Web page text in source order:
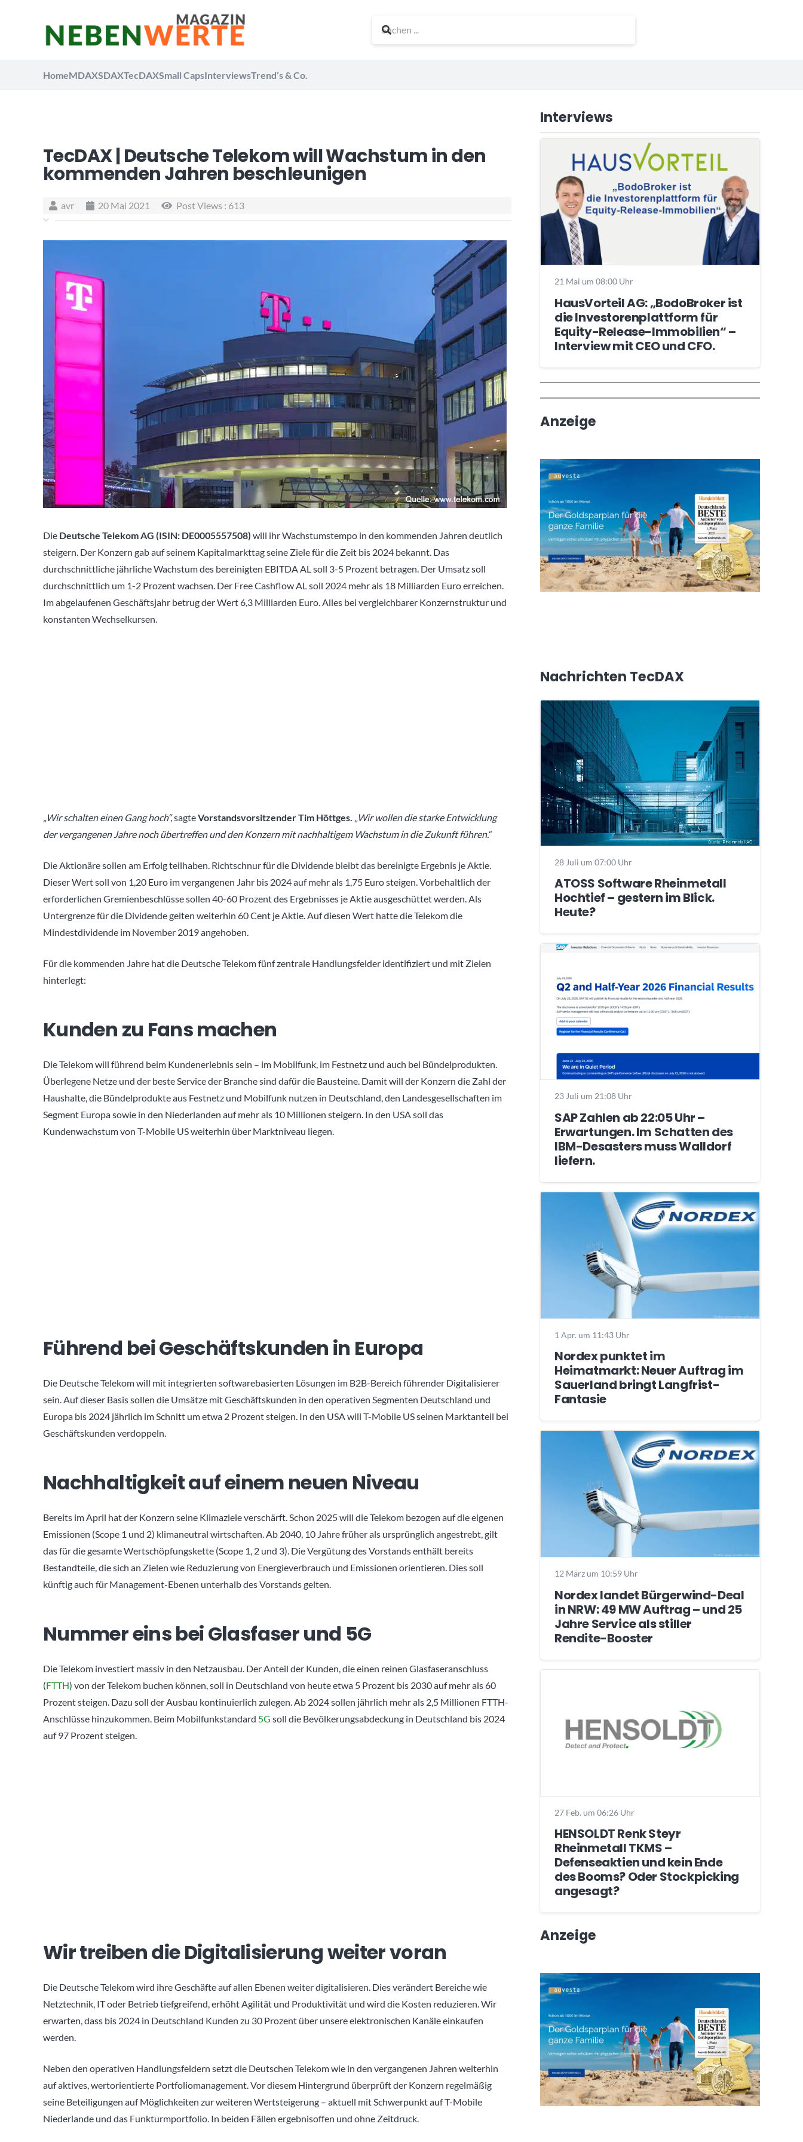
HomeMDAXSDAXTecDAXSmall CapsInterviewsTrend’s & Co.
TecDAX | Deutsche Telekom will Wachstum in den
kommenden Jahren beschleunigen
avr 20 Mai 2021 Post Views : 613
Die Deutsche Telekom AG (ISIN: DE0005557508) will ihr Wachstumstempo in den kommenden Jahren deutlich
steigern. Der Konzern gab auf seinem Kapitalmarkttag seine Ziele für die Zeit bis 2024 bekannt. Das
durchschnittliche jährliche Wachstum des bereinigten EBITDA AL soll 3-5 Prozent betragen. Der Umsatz soll
durchschnittlich um 1-2 Prozent wachsen. Der Free Cashflow AL soll 2024 mehr als 18 Milliarden Euro erreichen.
Im abgelaufenen Geschäftsjahr betrug der Wert 6,3 Milliarden Euro. Alles bei vergleichbarer Konzernstruktur und
konstanten Wechselkursen.
„Wir schalten einen Gang hoch“,sagteVorstandsvorsitzender Tim Höttges. „Wir wollen die starke Entwicklung
der vergangenen Jahre noch übertreffen und den Konzern mit nachhaltigem Wachstum in die Zukunft führen.“
Die Aktionäre sollen am Erfolg teilhaben. Richtschnur für die Dividende bleibt das bereinigte Ergebnis je Aktie.
Dieser Wert soll von 1,20 Euro im vergangenen Jahr bis 2024 auf mehr als 1,75 Euro steigen. Vorbehaltlich der
erforderlichen Gremienbeschlüsse sollen 40-60 Prozent des Ergebnisses je Aktie ausgeschüttet werden. Als
Untergrenze für die Dividende gelten weiterhin 60 Cent je Aktie. Auf diesen Wert hatte die Telekom die
Mindestdividende im November 2019 angehoben.
Für die kommenden Jahre hat die Deutsche Telekom fünf zentrale Handlungsfelder identifiziert und mit Zielen
hinterlegt:
Kunden zu Fans machen
Die Telekom will führend beim Kundenerlebnis sein – im Mobilfunk, im Festnetz und auch bei Bündelprodukten.
Überlegene Netze und der beste Service der Branche sind dafür die Bausteine. Damit will der Konzern die Zahl der
Haushalte, die Bündelprodukte aus Festnetz und Mobilfunk nutzen in Deutschland, den Landesgesellschaften im
Segment Europa sowie in den Niederlanden auf mehr als 10 Millionen steigern. In den USA soll das
Kundenwachstum von T-Mobile US weiterhin über Marktniveau liegen.
Führend bei Geschäftskunden in Europa
Die Deutsche Telekom will mit integrierten softwarebasierten Lösungen im B2B-Bereich führender Digitalisierer
sein. Auf dieser Basis sollen die Umsätze mit Geschäftskunden in den operativen Segmenten Deutschland und
Europa bis 2024 jährlich im Schnitt um etwa 2 Prozent steigen. In den USA will T-Mobile US seinen Marktanteil bei
Geschäftskunden verdoppeln.
Nachhaltigkeit auf einem neuen Niveau
Bereits im April hat der Konzern seine Klimaziele verschärft. Schon 2025 will die Telekom bezogen auf die eigenen
Emissionen (Scope 1 und 2) klimaneutral wirtschaften. Ab 2040, 10 Jahre früher als ursprünglich angestrebt, gilt
das für die gesamte Wertschöpfungskette (Scope 1, 2 und 3). Die Vergütung des Vorstands enthält bereits
Bestandteile, die sich an Zielen wie Reduzierung von Energieverbrauch und Emissionen orientieren. Dies soll
künftig auch für Management-Ebenen unterhalb des Vorstands gelten.
Nummer eins bei Glasfaser und 5G
Die Telekom investiert massiv in den Netzausbau. Der Anteil der Kunden, die einen reinen Glasfaseranschluss
(FTTH) von der Telekom buchen können, soll in Deutschland von heute etwa 5 Prozent bis 2030 auf mehr als 60
Prozent steigen. Dazu soll der Ausbau kontinuierlich zulegen. Ab 2024 sollen jährlich mehr als 2,5 Millionen FTTH-
Anschlüsse hinzukommen. Beim Mobilfunkstandard 5G soll die Bevölkerungsabdeckung in Deutschland bis 2024
auf 97 Prozent steigen.
Wir treiben die Digitalisierung weiter voran
Die Deutsche Telekom wird ihre Geschäfte auf allen Ebenen weiter digitalisieren. Dies verändert Bereiche wie
Netztechnik, IT oder Betrieb tiefgreifend, erhöht Agilität und Produktivität und wird die Kosten reduzieren. Wir
erwarten, dass bis 2024 in Deutschland Kunden zu 30 Prozent über unsere elektronischen Kanäle einkaufen
werden.
Neben den operativen Handlungsfeldern setzt die Deutschen Telekom wie in den vergangenen Jahren weiterhin
auf aktives, wertorientierte Portfoliomanagement. Vor diesem Hintergrund überprüft der Konzern regelmäßig
seine Beteiligungen auf Möglichkeiten zur weiteren Wertsteigerung – aktuell mit Schwerpunkt auf T-Mobile
Niederlande und das Funkturmportfolio. In beiden Fällen ergebnisoffen und ohne Zeitdruck.
Interviews
21 Mai um 08:00 Uhr
HausVorteil AG: „BodoBroker ist
die Investorenplattform für
Equity-Release-Immobilien“ –
Interview mit CEO und CFO.
Wochenrückblick
Trendthemen
Anzeige
Nachrichten TecDAX
28 Juli um 07:00 Uhr
ATOSS Software Rheinmetall
Hochtief – gestern im Blick.
Heute?
23 Juli um 21:08 Uhr
SAP Zahlen ab 22:05 Uhr –
Erwartungen. Im Schatten des
IBM-Desasters muss Walldorf
liefern.
1 Apr. um 11:43 Uhr
Nordex punktet im
Heimatmarkt: Neuer Auftrag im
Sauerland bringt Langfrist-
Fantasie
12 März um 10:59 Uhr
Nordex landet Bürgerwind-Deal
in NRW: 49 MW Auftrag – und 25
Jahre Service als stiller
Rendite-Booster
27 Feb. um 06:26 Uhr
HENSOLDT Renk Steyr
Rheinmetall TKMS –
Defenseaktien und kein Ende
des Booms? Oder Stockpicking
angesagt?
Anzeige